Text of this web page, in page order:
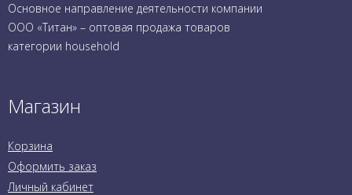
Основное направление деятельности компании
ООО «Титан» – оптовая продажа товаров
категории household
Магазин
Корзина
Оформить заказ
Личный кабинет